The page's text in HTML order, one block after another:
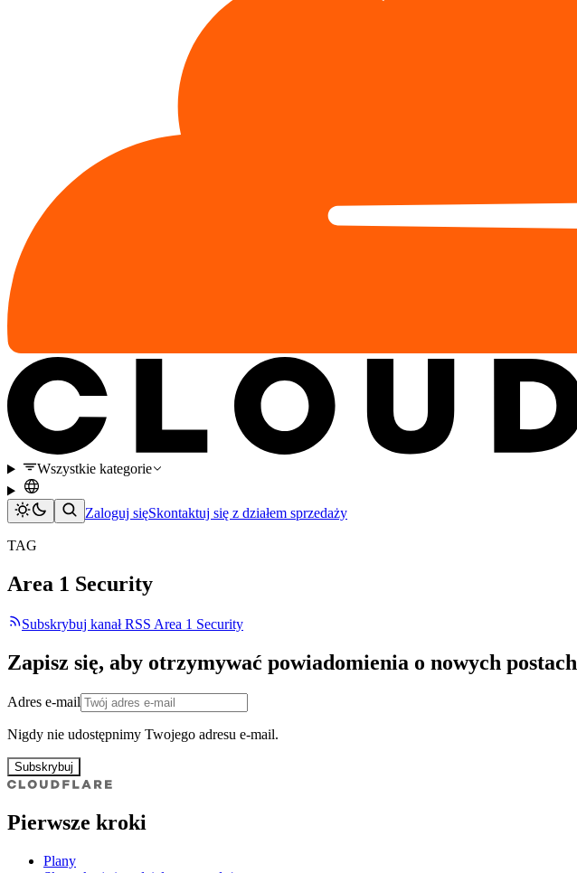
Wszystkie kategorie
Zaloguj sięSkontaktuj się z działem sprzedaży
TAG
Area 1 Security
Subskrybuj kanał RSS Area 1 Security
Zapisz się, aby otrzymywać powiadomienia o nowych postach
Adres e-mail
Nigdy nie udostępnimy Twojego adresu e-mail.
Subskrybuj
Pierwsze kroki
Plany